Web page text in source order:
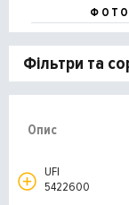
ФОТО
Фільтри та
Опис
UFI
5422600